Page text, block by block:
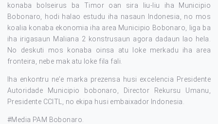
konaba bolseirus ba Timor oan sira liu-liu iha Municipio
Bobonaro, hodi halao estudu iha nasaun Indonesia, no mos
koalia konaba ekonomia iha area Municipio Bobonaro, liga ba
iha irigasaun Maliana 2 konstrusaun agora dadaun lao hela.
No deskuti mos konaba oinsa atu loke merkadu iha area
fronteira, nebe mak atu loke fila fali.
Iha enkontru ne’e marka prezensa husi excelencia Presidente
Autoridade Municipio bobonaro, Director Rekursu Umanu,
Presidente CCITL, no ekipa husi embaixador Indonesia.
#Media PAM Bobonaro.